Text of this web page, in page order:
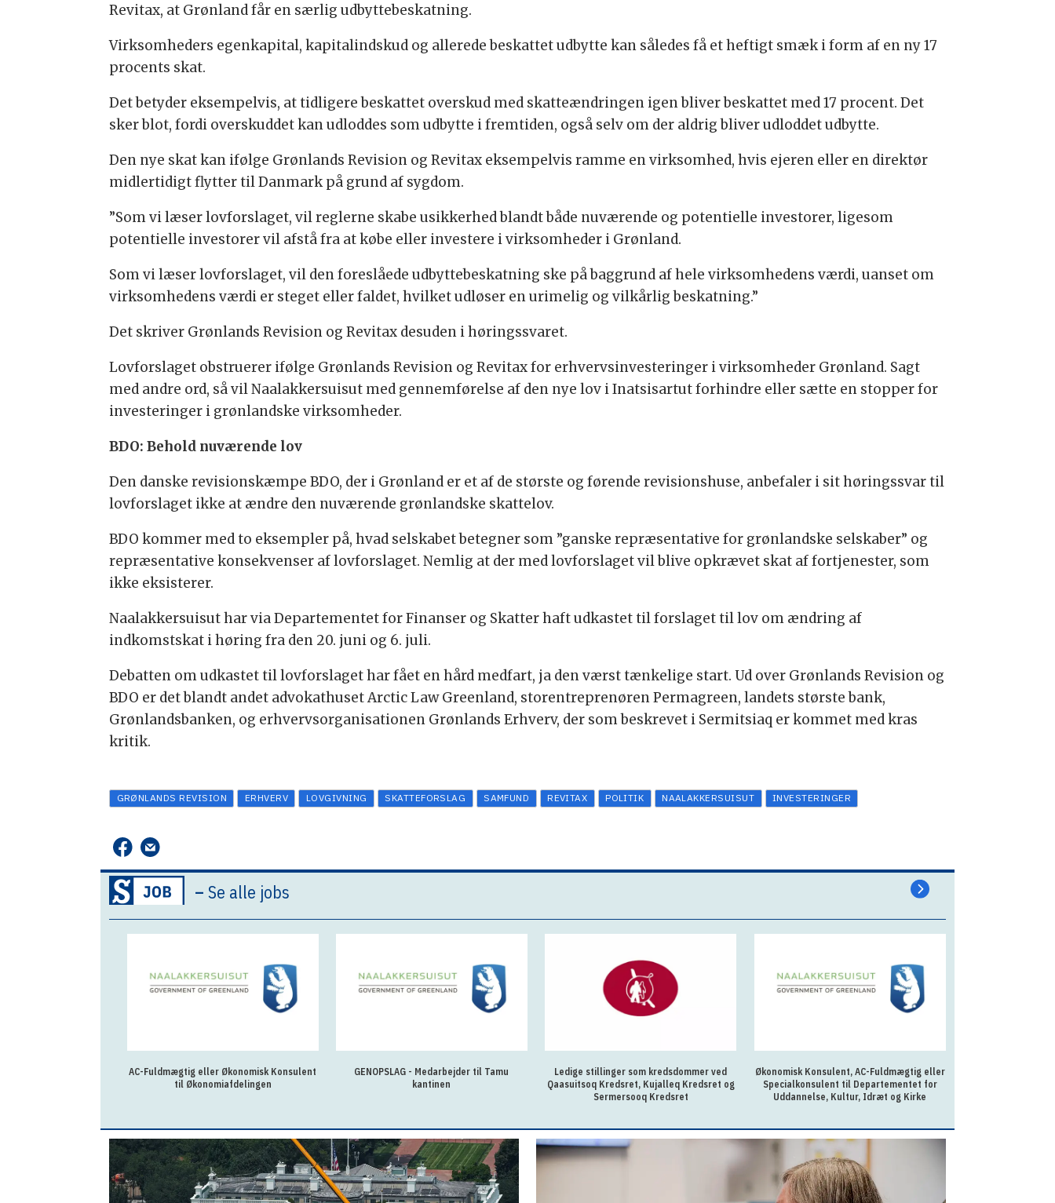
Revitax, at Grønland får en særlig udbyttebeskatning.
Virksomheders egenkapital, kapitalindskud og allerede beskattet udbytte kan således få et heftigt smæk i form af en ny 17
procents skat.
Det betyder eksempelvis, at tidligere beskattet overskud med skatteændringen igen bliver beskattet med 17 procent. Det
sker blot, fordi overskuddet kan udloddes som udbytte i fremtiden, også selv om der aldrig bliver udloddet udbytte.
Den nye skat kan ifølge Grønlands Revision og Revitax eksempelvis ramme en virksomhed, hvis ejeren eller en direktør
midlertidigt flytter til Danmark på grund af sygdom.
”Som vi læser lovforslaget, vil reglerne skabe usikkerhed blandt både nuværende og potentielle investorer, ligesom
potentielle investorer vil afstå fra at købe eller investere i virksomheder i Grønland.
Som vi læser lovforslaget, vil den foreslåede udbyttebeskatning ske på baggrund af hele virksomhedens værdi, uanset om
virksomhedens værdi er steget eller faldet, hvilket udløser en urimelig og vilkårlig beskatning.”
Det skriver Grønlands Revision og Revitax desuden i høringssvaret.
Lovforslaget obstruerer ifølge Grønlands Revision og Revitax for erhvervsinvesteringer i virksomheder Grønland. Sagt
med andre ord, så vil Naalakkersuisut med gennemførelse af den nye lov i Inatsisartut forhindre eller sætte en stopper for
investeringer i grønlandske virksomheder.
BDO: Behold nuværende lov
Den danske revisionskæmpe BDO, der i Grønland er et af de største og førende revisionshuse, anbefaler i sit høringssvar til
lovforslaget ikke at ændre den nuværende grønlandske skattelov.
BDO kommer med to eksempler på, hvad selskabet betegner som ”ganske repræsentative for grønlandske selskaber” og
repræsentative konsekvenser af lovforslaget. Nemlig at der med lovforslaget vil blive opkrævet skat af fortjenester, som
ikke eksisterer.
Naalakkersuisut har via Departementet for Finanser og Skatter haft udkastet til forslaget til lov om ændring af
indkomstskat i høring fra den 20. juni og 6. juli.
Debatten om udkastet til lovforslaget har fået en hård medfart, ja den værst tænkelige start. Ud over Grønlands Revision og
BDO er det blandt andet advokathuset Arctic Law Greenland, storentreprenøren Permagreen, landets største bank,
Grønlandsbanken, og erhvervsorganisationen Grønlands Erhverv, der som beskrevet i Sermitsiaq er kommet med kras
kritik.
GRØNLANDS REVISION ERHVERV LOVGIVNING SKATTEFORSLAG SAMFUND REVITAX POLITIK NAALAKKERSUISUT INVESTERINGER
– Se alle jobs
AC-Fuldmægtig eller Økonomisk Konsulent
til Økonomiafdelingen
GENOPSLAG - Medarbejder til Tamu
kantinen
Ledige stillinger som kredsdommer ved
Qaasuitsoq Kredsret, Kujalleq Kredsret og
Sermersooq Kredsret
Økonomisk Konsulent, AC-Fuldmægtig eller
Specialkonsulent til Departementet for
Uddannelse, Kultur, Idræt og Kirke